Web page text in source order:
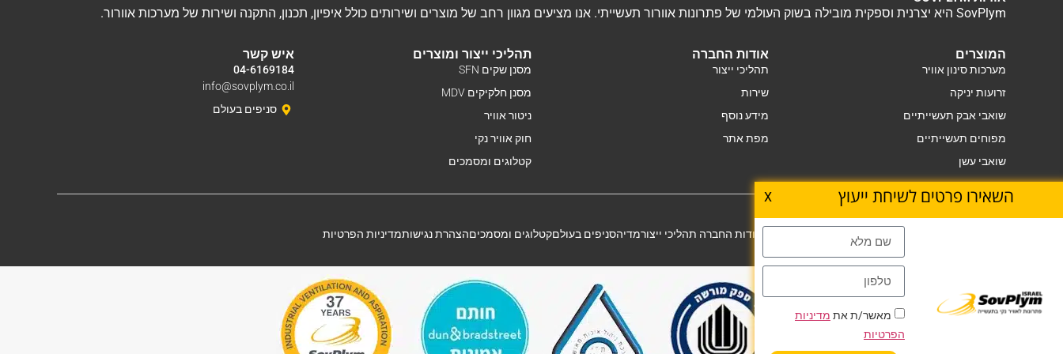
SovPlym היא יצרנית וספקית מובילה בשוק העולמי של פתרונות אוורור תעשייתי. אנו מציעים מגוון רחב של מוצרים ושירותים כולל איפיון, תכנון, התקנה ושירות של מערכות אוורור.
המוצרים
מערכות סינון אוויר
זרועות יניקה
שואבי אבק תעשייתיים
מפוחים תעשייתיים
שואבי עשן
אודות החברה
תהליכי ייצור
שירות
מידע נוסף
מפת אתר
תהליכי ייצור ומוצרים
מסנן שקים SFN
מסנן חלקיקים MDV
ניטור אוויר
חוק אוויר נקי
קטלוגים ומסמכים
איש קשר
04-6169184
info@sovplym.co.il
סניפים בעולם
אודות החברה תהליכי ייצורמדיהסניפים בעולםקטלוגים ומסמכיםהצהרת נגישותמדיניות הפרטיות
השאירו פרטים לשיחת ייעוץ X
מאשר/ת אתמדיניות
הפרטיות